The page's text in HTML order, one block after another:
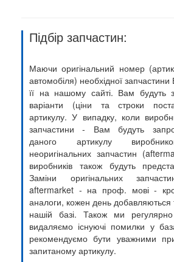
Підбір запчастин:
Маючи оригінальний номер
автомобіля) необхідної
її на нашому сайті. Вам будуть
варіанти (ціни та строки
артикулу. У випадку, коли
запчастини - Вам будуть
даного артикулу
неоригінальних запчастин
виробників також будуть
Заміни оригінальних
aftermarket - на проф. мові -
аналоги, кожен день
нашій базі. Також ми
видаляємо існуючі помилки у
рекомендуємо бути уважними
запитаному артикулу.